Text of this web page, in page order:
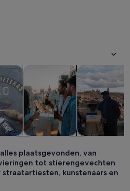
een nieuwe tab
& cultuur Opent een nieuwe
& uitgaan
Eten, drinken & uitgaanOpent
tours
Privé- &
plaatsgevonden, van
tot stierengevechten
straatartiesten, kunstenaars en